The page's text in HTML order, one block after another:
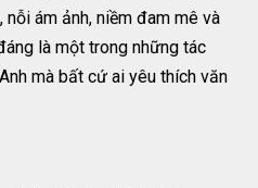
ám ảnh, niềm đam mê và
là một trong những tác
mà bất cứ ai yêu thích văn